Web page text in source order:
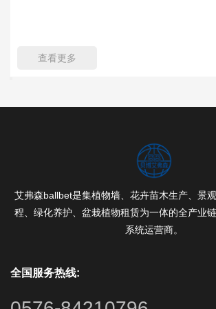
查看更多
艾弗森ballbet是集植物墙、花卉苗木生产、景
程、绿化养护、盆栽植物租赁为一体的全产业
系统运营商。
全国服务热线: